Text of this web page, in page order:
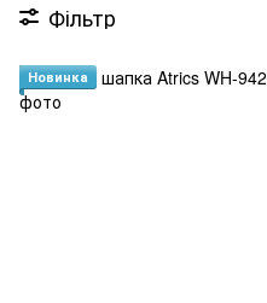
Фільтр
Новинка